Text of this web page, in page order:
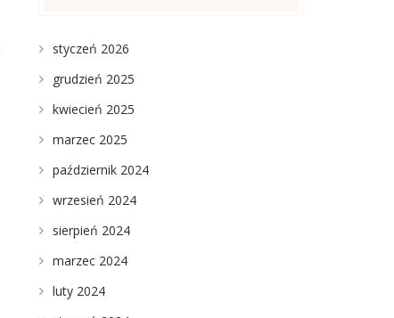
styczeń 2026
grudzień 2025
kwiecień 2025
marzec 2025
październik 2024
wrzesień 2024
sierpień 2024
marzec 2024
luty 2024